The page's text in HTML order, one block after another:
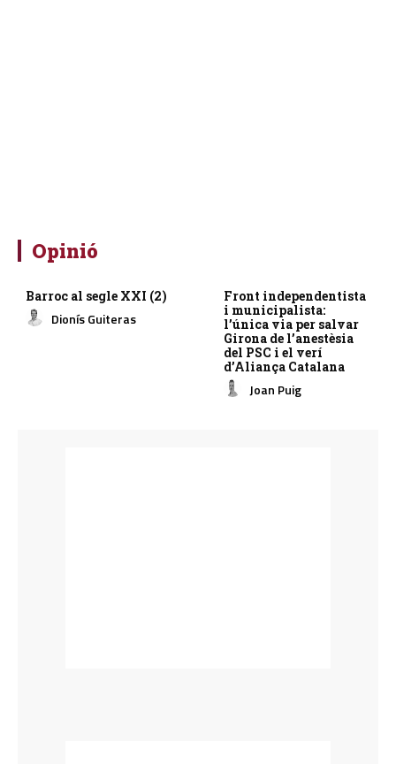
Opinió
Barroc al segle XXI (2)
Dionís Guiteras
Front independentista
i municipalista:
l’única via per salvar
Girona de l’anestèsia
del PSC i el verí
d’Aliança Catalana
Joan Puig